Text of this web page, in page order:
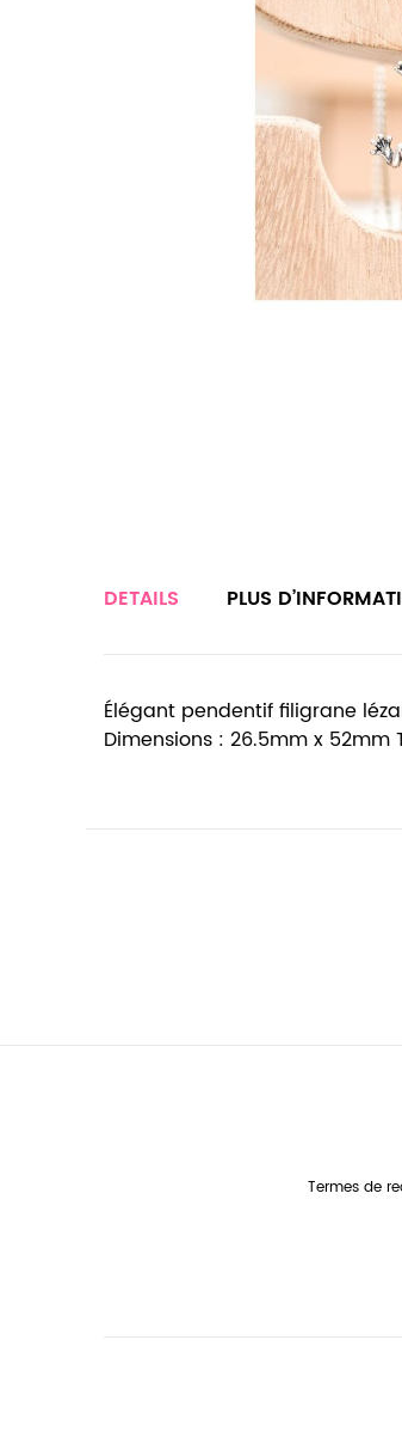
DETAILS
Élégant pendentif filigrane
Dimensions : 26.5mm x 52mm
PLUS
Termes de